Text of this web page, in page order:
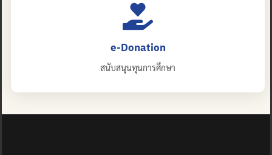
e-Donation
สนับสนุนทุนการศึกษา